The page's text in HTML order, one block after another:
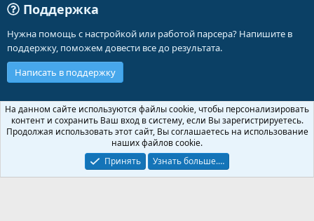
Поддержка
Нужна помощь с настройкой или работой парсера? Напишите в
поддержку, поможем довести все до результата.
Написать в поддержку
Russian (RU)
Обратная связь
Условия и правила
Политика конфиденциальности
Помощь
Community platform by XenForo ® © 2010-2026 XenForo Ltd.
На данном сайте используются файлы cookie, чтобы персонализировать
контент и сохранить Ваш вход в систему, если Вы зарегистрируетесь.
Продолжая использовать этот сайт, Вы соглашаетесь на использование
наших файлов cookie.
Принять
Узнать больше.…